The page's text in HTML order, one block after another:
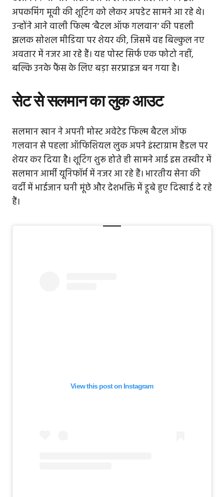
अपकमिंग मूवी की शूटिंग को लेकर अपडेट सामने आ रहे थे।
उन्होंने आने वाली फिल्म ‘बैटल ऑफ गलवान’ की पहली
झलक सोशल मीडिया पर शेयर की, जिसमें वह बिल्कुल नए
अवतार में नजर आ रहे हैं। यह पोस्ट सिर्फ एक फोटो नहीं,
बल्कि उनके फैंस के लिए बड़ा सरप्राइज बन गया है।
सेट से सलमान का लुक आउट
सलमान खान ने अपनी मोस्ट अवेटेड फिल्म बैटल ऑफ
गलवान से पहला ऑफिशियल लुक अपने इंस्टाग्राम हैंडल पर
शेयर कर दिया है। शूटिंग शुरू होते ही सामने आई इस तस्वीर में
सलमान आर्मी यूनिफॉर्म में नजर आ रहे हैं। भारतीय सेना की
वर्दी में भाईजान घनी मूंछे और देशभक्ति में डूबे हुए दिखाई दे रहे
हैं।
View this post on Instagram